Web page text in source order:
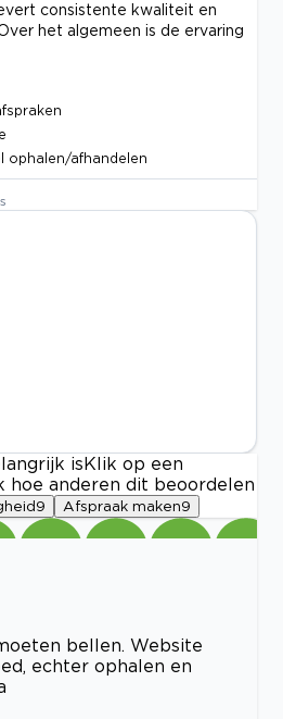
consistente kwaliteit en
het algemeen is de ervaring
ophalen/afhandelen
is Klik op een
hoe anderen dit beoordelen
9 Afspraak maken9
bellen. Website
echter ophalen en